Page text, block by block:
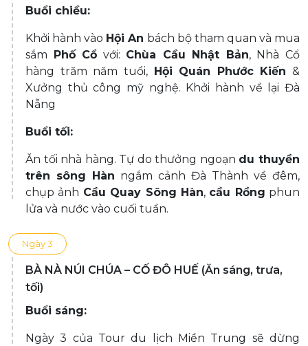
Buổi chiều:
Khởi hành vào Hội An bách bộ tham quan và mua
sắm Phố Cổ với: Chùa Cầu Nhật Bản, Nhà Cổ
hàng trăm năm tuổi, Hội Quán Phước Kiến &
Xưởng thủ công mỹ nghệ. Khởi hành về lại Đà
Nẵng
Buổi tối:
Ăn tối nhà hàng. Tự do thưởng ngoạn du thuyền
trên sông Hàn ngắm cảnh Đà Thành về đêm,
chụp ảnh Cầu Quay Sông Hàn, cầu Rồng phun
lửa và nước vào cuối tuần.
Ngày 3
BÀ NÀ NÚI CHÚA – CỐ ĐÔ HUẾ (Ăn sáng, trưa,
tối)
Buổi sáng:
Ngày 3 của Tour du lịch Miền Trung sẽ dừng